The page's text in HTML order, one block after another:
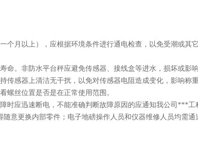
个月以上），应根据环境条件进行通电检查，以免受潮或其
命。非防水平台秤应避免传感器、接线盒等进水，损坏或影响
传感器上清洁无干扰，以免对传感器电阻造成变化，影响称重
螺丝位置是否是在正常使用范围。
时应迅速断电，不能准确判断故障原因的应通知我公司***工
意更换内部零件；电子地磅操作人员和仪器维修人员均需通